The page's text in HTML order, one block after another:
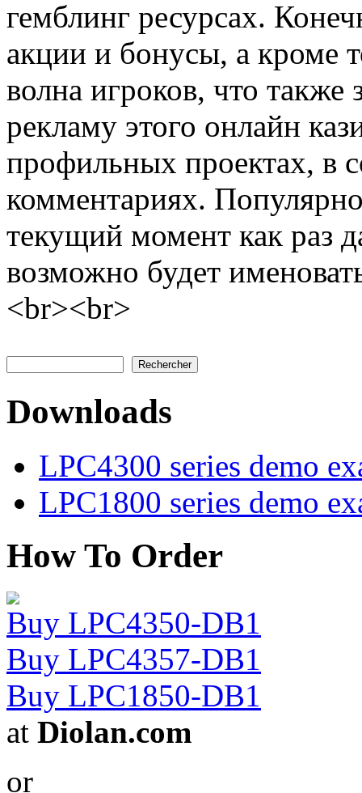
гемблинг ресурсах.
акции и бонусы, а кроме
волна игроков, что также
рекламу этого онлайн
профильных проектах, в
комментариях.
текущий момент как раз
возможно будет
<br><br>
Formulaire de recherche
Downloads
LPC4300 series demo
LPC1800 series demo
How To Order
Buy LPC4350-DB1
Buy LPC4357-DB1
Buy LPC1850-DB1
at Diolan.com
or